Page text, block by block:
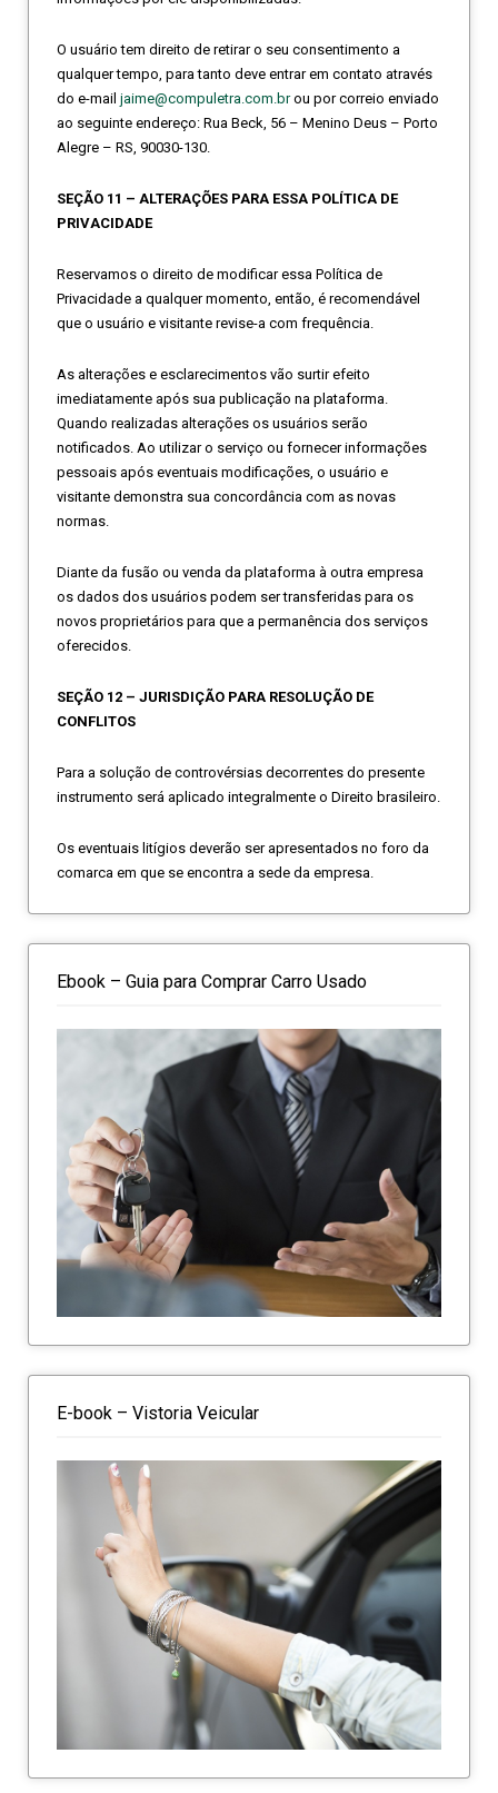
O usuário tem direito de retirar o seu consentimento a
qualquer tempo, para tanto deve entrar em contato através
do e-mail jaime@compuletra.com.brou por correio enviado
ao seguinte endereço: Rua Beck, 56 – Menino Deus – Porto
Alegre – RS, 90030-130.
SEÇÃO 11 – ALTERAÇÕES PARA ESSA POLÍTICA DE
PRIVACIDADE
Reservamos o direito de modificar essa Política de
Privacidade a qualquer momento, então, é recomendável
que o usuário e visitante revise-a com frequência.
As alterações e esclarecimentos vão surtir efeito
imediatamente após sua publicação na plataforma.
Quando realizadas alterações os usuários serão
notificados. Ao utilizar o serviço ou fornecer informações
pessoais após eventuais modificações, o usuário e
visitante demonstra sua concordância com as novas
normas.
Diante da fusão ou venda da plataforma à outra empresa
os dados dos usuários podem ser transferidas para os
novos proprietários para que a permanência dos serviços
oferecidos.
SEÇÃO 12 – JURISDIÇÃO PARA RESOLUÇÃO DE
CONFLITOS
Para a solução de controvérsias decorrentes do presente
instrumento será aplicado integralmente o Direito brasileiro.
Os eventuais litígios deverão ser apresentados no foro da
comarca em que se encontra a sede da empresa.
Ebook – Guia para Comprar Carro Usado
E-book – Vistoria Veicular